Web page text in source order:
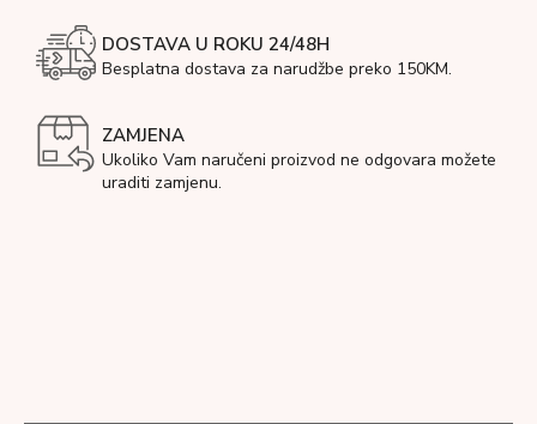
DOSTAVA U ROKU 24/48H
Besplatna dostava za narudžbe preko 150KM.
ZAMJENA
Ukoliko Vam naručeni proizvod ne odgovara možete
uraditi zamjenu.